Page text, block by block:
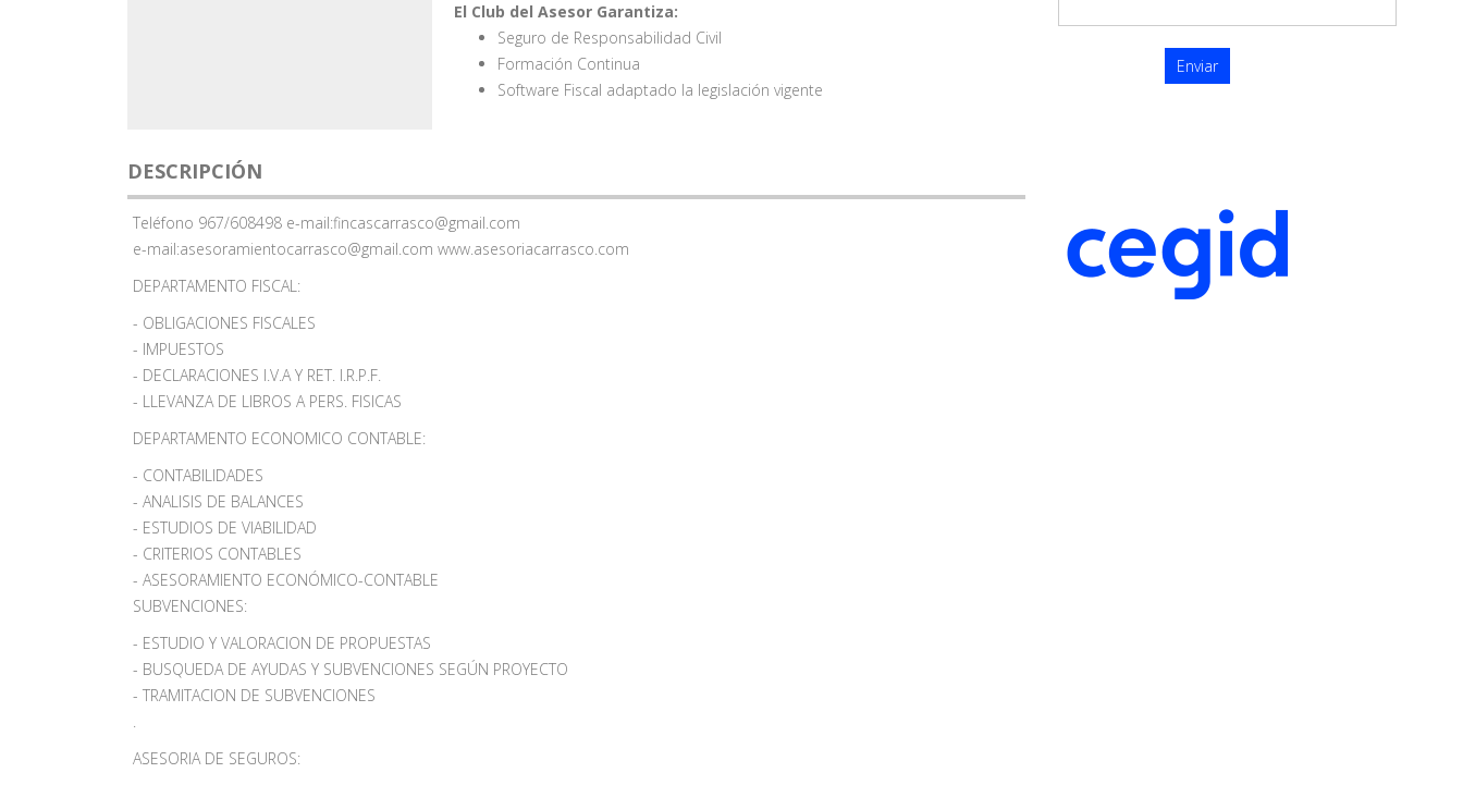
El Club del Asesor Garantiza:
Seguro de Responsabilidad Civil
Formación Continua
Software Fiscal adaptado la legislación vigente
DESCRIPCIÓN
Teléfono 967/608498 e-mail:fincascarrasco@gmail.com
e-mail:asesoramientocarrasco@gmail.com www.asesoriacarrasco.com
DEPARTAMENTO FISCAL:
- OBLIGACIONES FISCALES
- IMPUESTOS
- DECLARACIONES I.V.A Y RET. I.R.P.F.
- LLEVANZA DE LIBROS A PERS. FISICAS
DEPARTAMENTO ECONOMICO CONTABLE:
- CONTABILIDADES
- ANALISIS DE BALANCES
- ESTUDIOS DE VIABILIDAD
- CRITERIOS CONTABLES
- ASESORAMIENTO ECONÓMICO-CONTABLE
SUBVENCIONES:
- ESTUDIO Y VALORACION DE PROPUESTAS
- BUSQUEDA DE AYUDAS Y SUBVENCIONES SEGÚN PROYECTO
- TRAMITACION DE SUBVENCIONES
.
ASESORIA DE SEGUROS: